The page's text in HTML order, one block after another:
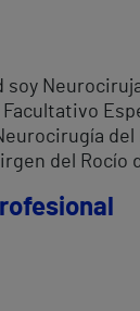
soy
del
del Rocío